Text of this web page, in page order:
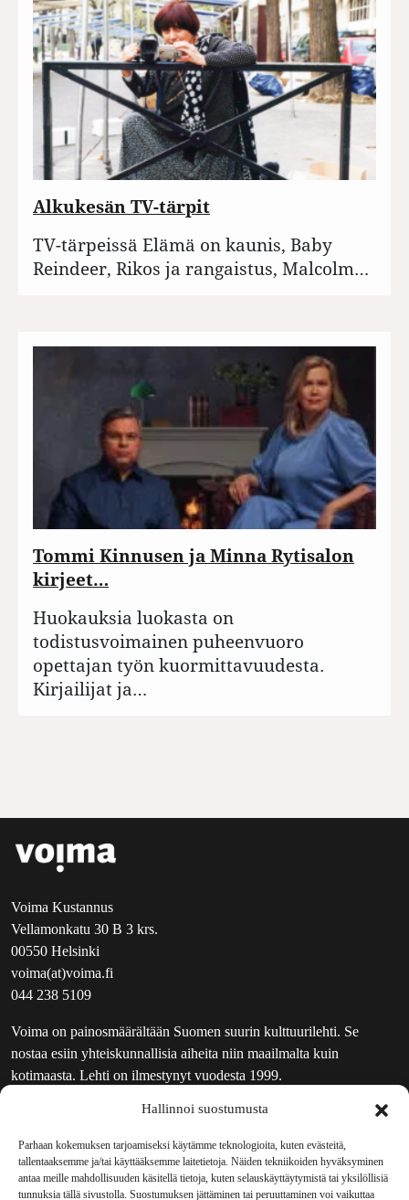
Hallinnoi suostumusta
Parhaan kokemuksen tarjoamiseksi käytämme teknologioita, kuten evästeitä,
tallentaaksemme ja/tai käyttääksemme laitetietoja. Näiden tekniikoiden hyväksyminen
antaa meille mahdollisuuden käsitellä tietoja, kuten selauskäyttäytymistä tai yksilöllisiä
tunnuksia tällä sivustolla. Suostumuksen jättäminen tai peruuttaminen voi vaikuttaa
Alkukesän TV-tärpit
TV-tärpeissä Elämä on kaunis, Baby
Reindeer, Rikos ja rangaistus, Malcolm…
Tommi Kinnusen ja Minna Rytisalon
kirjeet…
Huokauksia luokasta on
todistusvoimainen puheenvuoro
opettajan työn kuormittavuudesta.
Kirjailijat ja…
Voima Kustannus
Vellamonkatu 30 B 3 krs.
00550 Helsinki
voima(at)voima.fi
044 238 5109
Voima on painosmäärältään Suomen suurin kulttuurilehti. Se
nostaa esiin yhteiskunnallisia aiheita niin maailmalta kuin
kotimaasta. Lehti on ilmestynyt vuodesta 1999.
UUTISKIRJE
MAINOSTAJILLE
VASTAMAINOKSET